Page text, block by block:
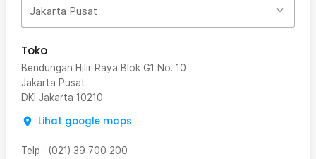
Jakarta Pusat
Toko
Bendungan Hilir Raya Blok G1 No. 10
Jakarta Pusat
DKI Jakarta 10210
Lihat google maps
Telp : (021) 39 700 200